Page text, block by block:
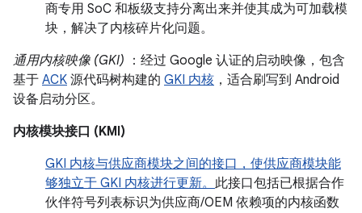
商专用 SoC 和板级支持分离出来并使其成为可加载模
块，解决了内核碎片化问题。
通用内核映像 (GKI) ：经过 Google 认证的启动映像，包含
基于 ACK 源代码树构建的 GKI 内核 ，适合刷写到 Android
设备启动分区。
内核模块接口 (KMI)
GKI 内核与供应商模块之间的接口，使供应商模块能
够独立于 GKI 内核进行更新。 此接口包括已根据合作
伙伴符号列表标识为供应商/OEM 依赖项的内核函数